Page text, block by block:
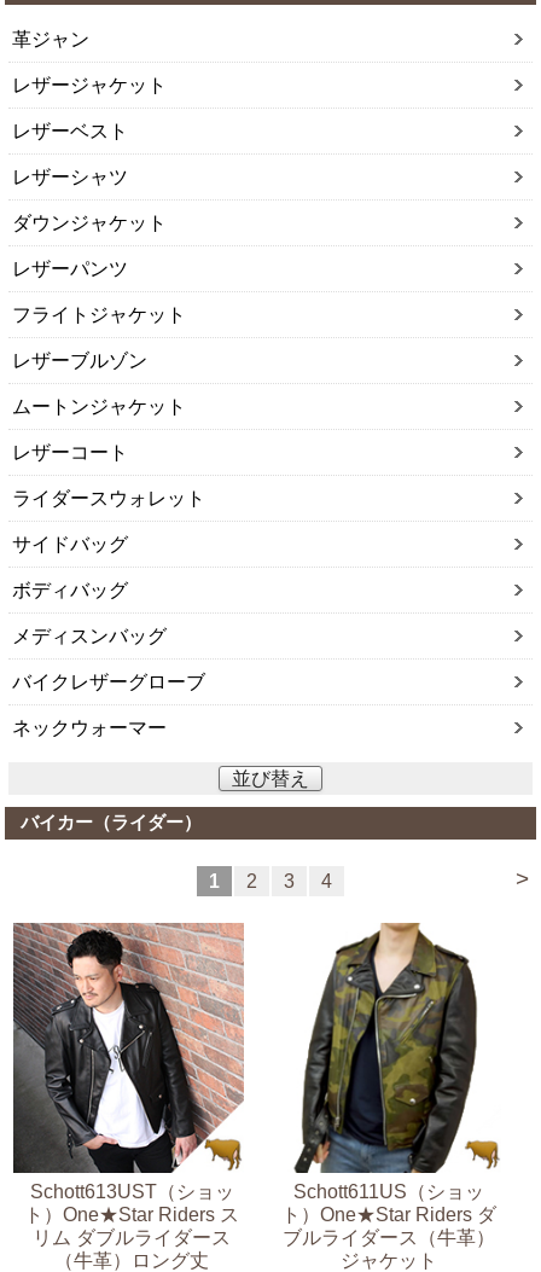
革ジャン
レザージャケット
レザーベスト
レザーシャツ
ダウンジャケット
レザーパンツ
フライトジャケット
レザーブルゾン
ムートンジャケット
レザーコート
ライダースウォレット
サイドバッグ
ボディバッグ
メディスンバッグ
バイクレザーグローブ
ネックウォーマー
並び替え
バイカー（ライダー）
>
1 2 3 4
Schott613UST（ショッ
ト）One★Star Riders ス
リム ダブルライダース
（牛革）ロング丈
Schott611US（ショッ
ト）One★Star Riders ダ
ブルライダース（牛革）
ジャケット